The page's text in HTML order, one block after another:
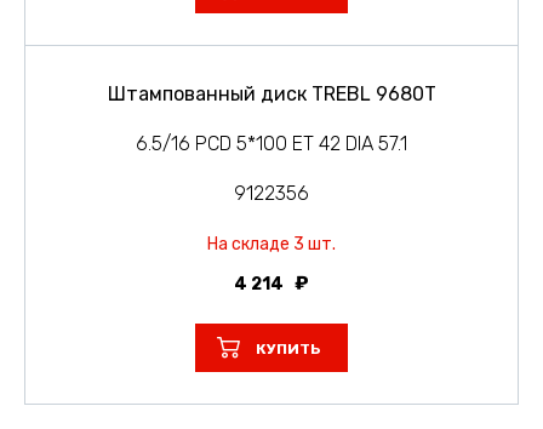
Штампованный диск TREBL 9680T
6.5/16 PCD 5*100 ET 42 DIA 57.1
9122356
На складе 3 шт.
4 214
КУПИТЬ